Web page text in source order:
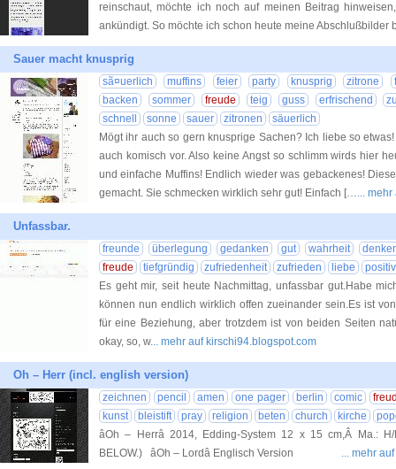
reinschaut, möchte ich noch auf meinen Beitrag
ankündigt. So möchte ich schon heute meine Abschlußbilder
Sauer macht knusprig
sã¤uerlich muffins feier party knusprig zitrone
backen
sommer freude teig guss erfrischend
schnell
sonne sauer zitronen
säuerlich
Mögt ihr auch so gern knusprige Sachen? Ich liebe so
auch komisch vor. Also keine Angst so schlimm wirds hier
und einfache Muffins! Endlich wieder was gebackenes!
gemacht. Sie schmecken wirklich sehr gut! Einfach […...
Unfassbar.
freunde überlegung gedanken gut wahrheit
freude
tiefgründig zufriedenheit zufrieden liebe
positiv
Es geht mir, seit heute Nachmittag, unfassbar gut.Habe
können nun endlich wirklich offen zueinander sein.Es ist
für eine Beziehung, aber trotzdem ist von beiden Seiten
okay, so, w... mehr auf kirschi94.blogspot.com
Oh – Herr (incl. english version)
zeichnen pencil amen one pager berlin comic
kunst
bleistift pray religion beten church kirche
âOh – Herrâ 2014, Edding-System 12 x 15 cm,Â Ma.:
BELOW.) âOh – Lordâ Englisch Version ... mehr